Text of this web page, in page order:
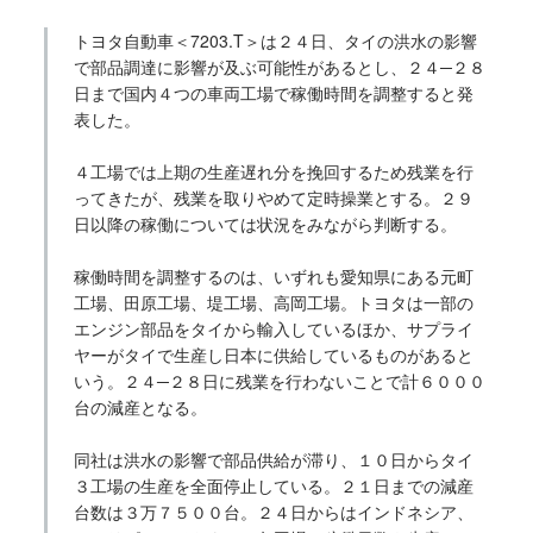
トヨタ自動車＜7203.T＞は２４日、タイの洪水の影響
で部品調達に影響が及ぶ可能性があるとし、２４─２８
日まで国内４つの車両工場で稼働時間を調整すると発
表した。
４工場では上期の生産遅れ分を挽回するため残業を行
ってきたが、残業を取りやめて定時操業とする。２９
日以降の稼働については状況をみながら判断する。
稼働時間を調整するのは、いずれも愛知県にある元町
工場、田原工場、堤工場、高岡工場。トヨタは一部の
エンジン部品をタイから輸入しているほか、サプライ
ヤーがタイで生産し日本に供給しているものがあると
いう。２４─２８日に残業を行わないことで計６０００
台の減産となる。
同社は洪水の影響で部品供給が滞り、１０日からタイ
３工場の生産を全面停止している。２１日までの減産
台数は３万７５００台。２４日からはインドネシア、